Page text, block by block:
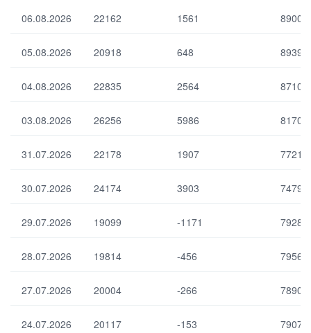
Бд
сў
вак
ли
к ҳ/
ум
қо
иғи
ий
кви
ик
ни
лб
оп
ац
ри
ум
лд
рк
аз
ба
06.08.2026 22162 1561 89009
05.08.2026 20918 648 89390
04.08.2026 22835 2564 87101
03.08.2026 26256 5986 81704
31.07.2026 22178 1907 77218
30.07.2026 24174 3903 74797
29.07.2026 19099 -1171 79287
28.07.2026 19814 -456 79561
27.07.2026 20004 -266 78901
24.07.2026 20117 -153 79079